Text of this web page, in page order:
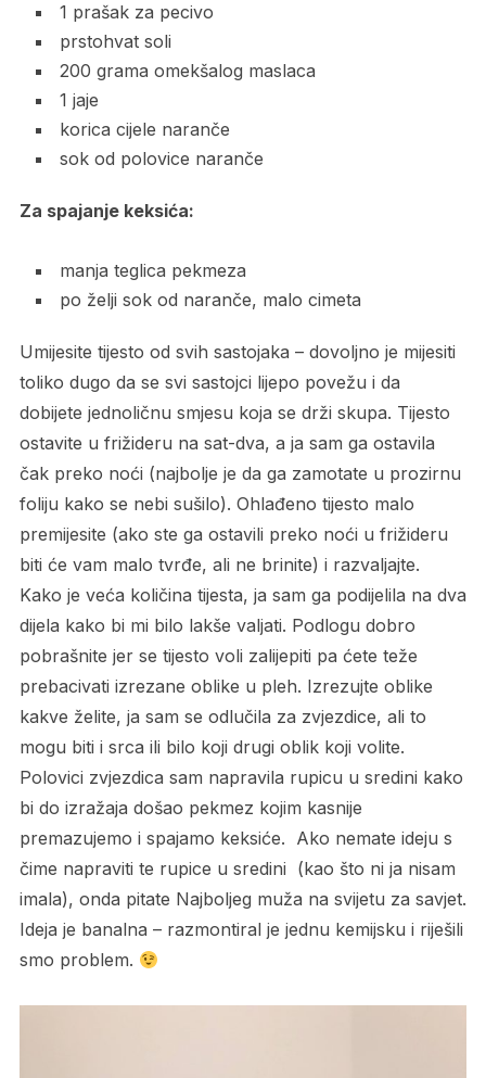
1 prašak za pecivo
prstohvat soli
200 grama omekšalog maslaca
1 jaje
korica cijele naranče
sok od polovice naranče
Za spajanje keksića:
manja teglica pekmeza
po želji sok od naranče, malo cimeta
Umijesite tijesto od svih sastojaka – dovoljno je mijesiti
toliko dugo da se svi sastojci lijepo povežu i da
dobijete jednoličnu smjesu koja se drži skupa. Tijesto
ostavite u frižideru na sat-dva, a ja sam ga ostavila
čak preko noći (najbolje je da ga zamotate u prozirnu
foliju kako se nebi sušilo). Ohlađeno tijesto malo
premijesite (ako ste ga ostavili preko noći u frižideru
biti će vam malo tvrđe, ali ne brinite) i razvaljajte.
Kako je veća količina tijesta, ja sam ga podijelila na dva
dijela kako bi mi bilo lakše valjati. Podlogu dobro
pobrašnite jer se tijesto voli zalijepiti pa ćete teže
prebacivati izrezane oblike u pleh. Izrezujte oblike
kakve želite, ja sam se odlučila za zvjezdice, ali to
mogu biti i srca ili bilo koji drugi oblik koji volite.
Polovici zvjezdica sam napravila rupicu u sredini kako
bi do izražaja došao pekmez kojim kasnije
premazujemo i spajamo keksiće. Ako nemate ideju s
čime napraviti te rupice u sredini (kao što ni ja nisam
imala), onda pitate Najboljeg muža na svijetu za savjet.
Ideja je banalna – razmontiral je jednu kemijsku i riješili
smo problem.